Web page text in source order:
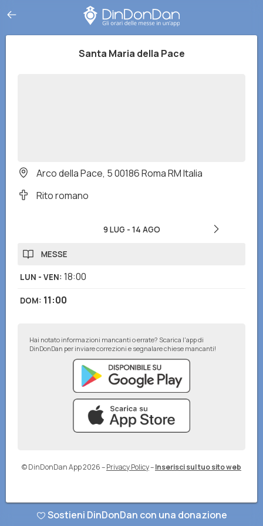
Santa Maria della Pace
Arco della Pace, 5 00186 Roma RM Italia
Rito romano
9 LUG - 14 AGO
MESSE
LUN - VEN: 18:00
DOM: 11:00
Hai notato informazioni mancanti o errate? Scarica l'app di
DinDonDan per inviare correzioni e segnalare chiese mancanti!
© DinDonDan App 2026–Privacy Policy–Inserisci sul tuo sito web
Sostieni DinDonDan con una donazione